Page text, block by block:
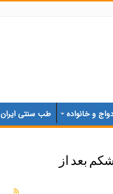
و خانواده طب سنتی ایران
بعد از